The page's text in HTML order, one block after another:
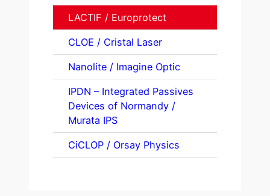
LACTIF / Europrotect
CLOE / Cristal Laser
Nanolite / Imagine Optic
IPDN – Integrated Passives
Devices of Normandy /
Murata IPS
CiCLOP / Orsay Physics